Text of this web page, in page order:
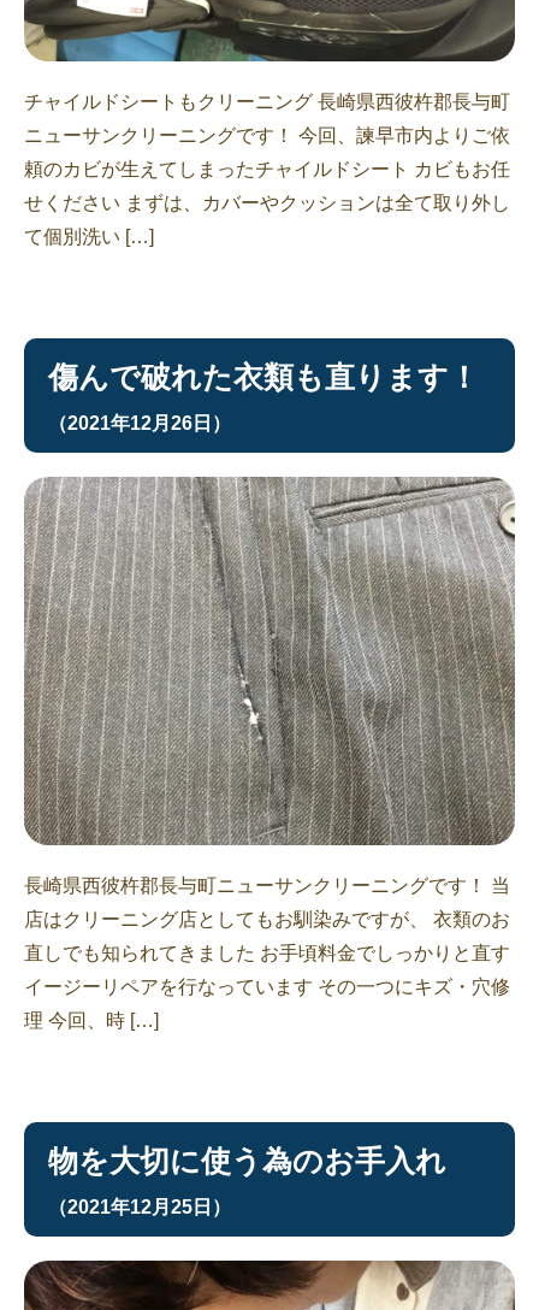
チャイルドシートもクリーニング 長崎県西彼杵郡長与町
ニューサンクリーニングです！ 今回、諫早市内よりご依
頼のカビが生えてしまったチャイルドシート カビもお任
せください まずは、カバーやクッションは全て取り外し
て個別洗い […]
傷んで破れた衣類も直ります！
（2021年12月26日）
長崎県西彼杵郡長与町ニューサンクリーニングです！ 当
店はクリーニング店としてもお馴染みですが、 衣類のお
直しでも知られてきました お手頃料金でしっかりと直す
イージーリペアを行なっています その一つにキズ・穴修
理 今回、時 […]
物を大切に使う為のお手入れ
（2021年12月25日）